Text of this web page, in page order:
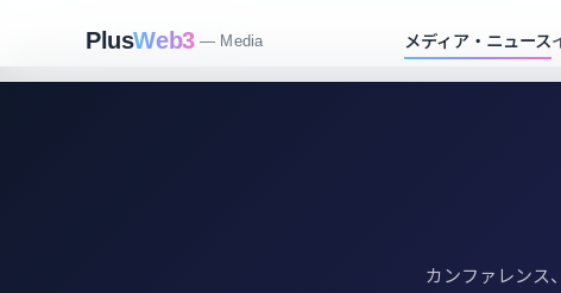
PlusWeb3 — Media メディア・ニュース
Home イベント
カンファレンス